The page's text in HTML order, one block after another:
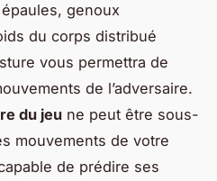
genoux
du corps distribué
vous permettra de
de l’adversaire.
du jeu ne peut être sous-
mouvements de votre
de prédire ses